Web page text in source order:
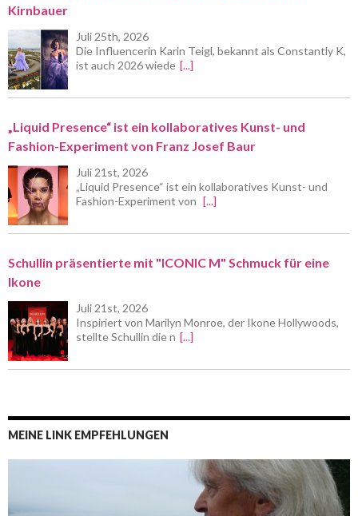
Kirnbauer
Juli 25th, 2026
Die Influencerin Karin Teigl, bekannt als Constantly K,
ist auch 2026 wiede [...]
„Liquid Presence“ ist ein kollaboratives Kunst- und
Fashion-Experiment von Franz Josef Baur
Juli 21st, 2026
„Liquid Presence“ ist ein kollaboratives Kunst- und
Fashion-Experiment von
[...]
Schullin präsentierte mit "ICONIC M" Schmuck für eine
Ikone
Juli 21st, 2026
Inspiriert von Marilyn Monroe, der Ikone Hollywoods,
stellte Schullin die n [...]
MEINE LINK EMPFEHLUNGEN